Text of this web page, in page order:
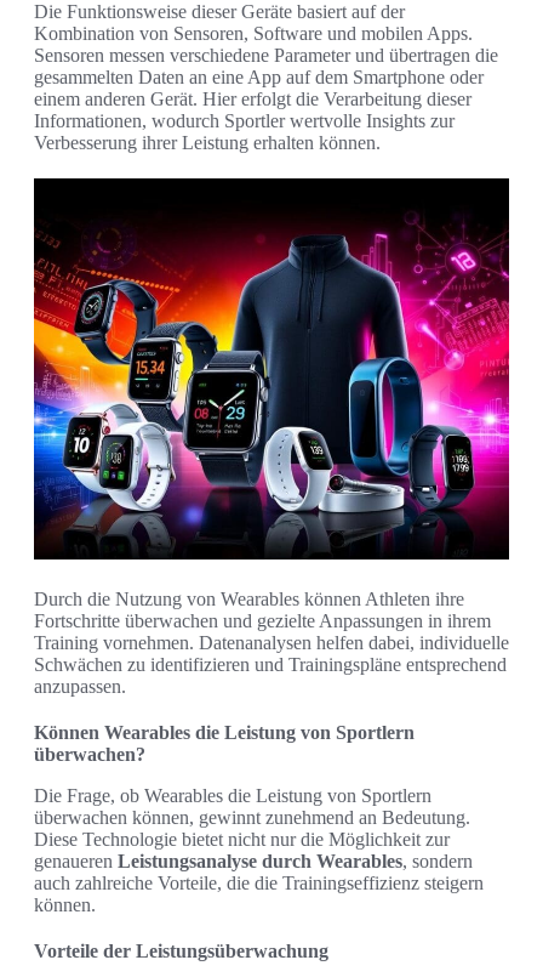
Die Funktionsweise dieser Geräte basiert auf der
Kombination von Sensoren, Software und mobilen Apps.
Sensoren messen verschiedene Parameter und übertragen die
gesammelten Daten an eine App auf dem Smartphone oder
einem anderen Gerät. Hier erfolgt die Verarbeitung dieser
Informationen, wodurch Sportler wertvolle Insights zur
Verbesserung ihrer Leistung erhalten können.
Durch die Nutzung von Wearables können Athleten ihre
Fortschritte überwachen und gezielte Anpassungen in ihrem
Training vornehmen. Datenanalysen helfen dabei, individuelle
Schwächen zu identifizieren und Trainingspläne entsprechend
anzupassen.
Können Wearables die Leistung von Sportlern
überwachen?
Die Frage, ob Wearables die Leistung von Sportlern
überwachen können, gewinnt zunehmend an Bedeutung.
Diese Technologie bietet nicht nur die Möglichkeit zur
genaueren Leistungsanalyse durch Wearables, sondern
auch zahlreiche Vorteile, die die Trainingseffizienz steigern
können.
Vorteile der Leistungsüberwachung